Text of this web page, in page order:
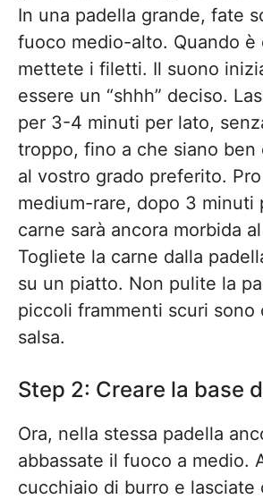
In una padella grande, fate
fuoco medio-alto. Quando è
mettete i filetti. Il suono
essere un “shhh” deciso.
per 3-4 minuti per lato,
troppo, fino a che siano
al vostro grado preferito.
medium-rare, dopo 3 minuti
carne sarà ancora morbida
Togliete la carne dalla
su un piatto. Non pulite la
piccoli frammenti scuri sono
salsa.
Step 2: Creare la base
Ora, nella stessa padella
abbassate il fuoco a medio.
cucchiaio di burro e lasciate